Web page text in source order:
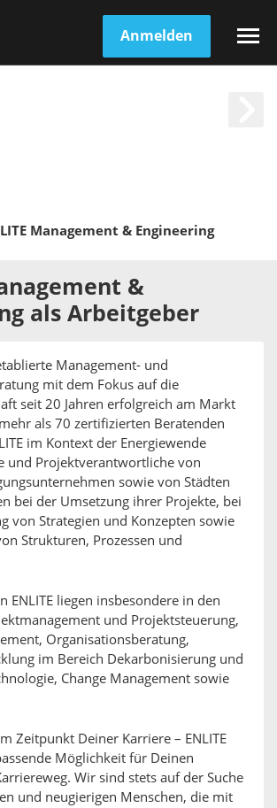
Anmelden
Management & Engineering
&
als Arbeitgeber
Management- und
mit dem Fokus auf die
seit 20 Jahren erfolgreich am Markt
als 70 zertifizierten Beratenden
im Kontext der Energiewende
und Projektverantwortliche von
sowie von Städten
bei der Umsetzung ihrer Projekte, bei
von Strategien und Konzepten sowie
Strukturen, Prozessen und
ENLITE liegen insbesondere in den
und Projektsteuerung,
Organisationsberatung,
im Bereich Dekarbonisierung und
Change Management sowie
Zeitpunkt Deiner Karriere – ENLITE
Möglichkeit für Deinen
Wir sind stets auf der Suche
und neugierigen Menschen, die mit